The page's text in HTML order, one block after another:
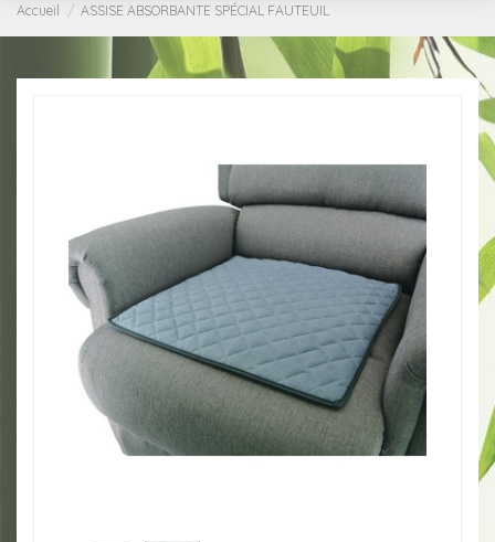
Accueil ASSISE ABSORBANTE SPÉCIAL FAUTEUIL